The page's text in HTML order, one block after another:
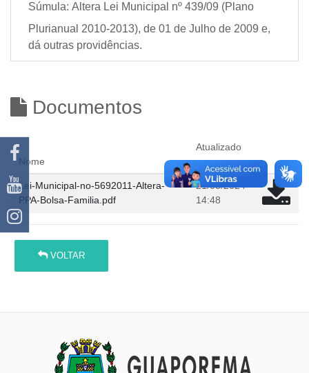
Súmula: Altera Lei Municipal nº 439/09 (Plano
Plurianual 2010-2013), de 01 de Julho de 2009 e,
dá outras providências.
Documentos
Nome
Atualizado
em
Lei-Municipal-no-5692011-Altera-
PPA-Bolsa-Familia.pdf
21/05/2024
14:48
VOLTAR